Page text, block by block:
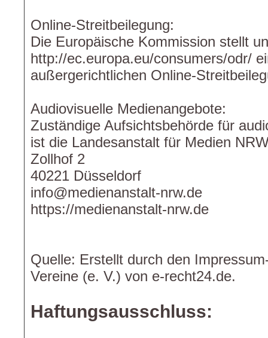
Online-Streitbeilegung:
Die Europäische Kommission stellt
http://ec.europa.eu/consumers/odr/
außergerichtlichen Online-
Audiovisuelle Medienangebote:
Zuständige Aufsichtsbehörde für
ist die Landesanstalt für Medien
Zollhof 2
40221 Düsseldorf
info@medienanstalt-nrw.de
https://medienanstalt-nrw.de
Quelle: Erstellt durch den
Vereine (e. V.) von e-recht24.de.
Haftungsausschluss: